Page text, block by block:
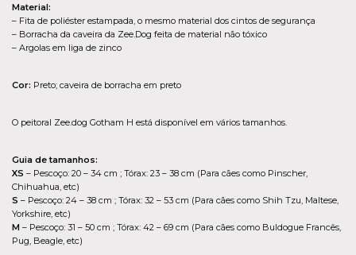
Material:
– Fita de poliéster estampada, o mesmo material dos cintos de segurança
– Borracha da caveira da Zee.Dog feita de material não tóxico
– Argolas em liga de zinco
Cor: Preto; caveira de borracha em preto
O peitoral Zee.dog Gotham H está disponível em vários tamanhos.
Guia de tamanhos:
XS – Pescoço: 20 – 34 cm ; Tórax: 23 – 38 cm (Para cães como Pinscher,
Chihuahua, etc)
S – Pescoço: 24 – 38 cm ; Tórax: 32 – 53 cm (Para cães como Shih Tzu, Maltese,
Yorkshire, etc)
M – Pescoço: 31 – 50 cm ; Tórax: 42 – 69 cm (Para cães como Buldogue Francês,
Pug, Beagle, etc)